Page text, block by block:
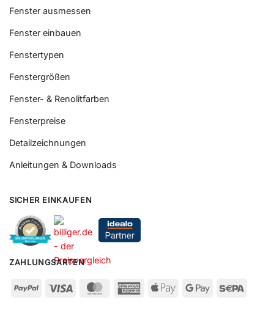
Fenster ausmessen
Fenster einbauen
Fenstertypen
Fenstergrößen
Fenster- & Renolitfarben
Fensterpreise
Detailzeichnungen
Anleitungen & Downloads
SICHER EINKAUFEN
ZAHLUNGSARTEN